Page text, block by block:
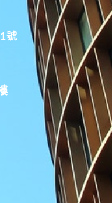
號